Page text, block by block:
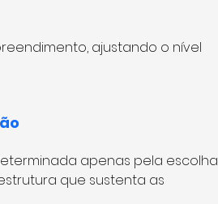
ajustando o nível
apenas pela escolha
que sustenta as